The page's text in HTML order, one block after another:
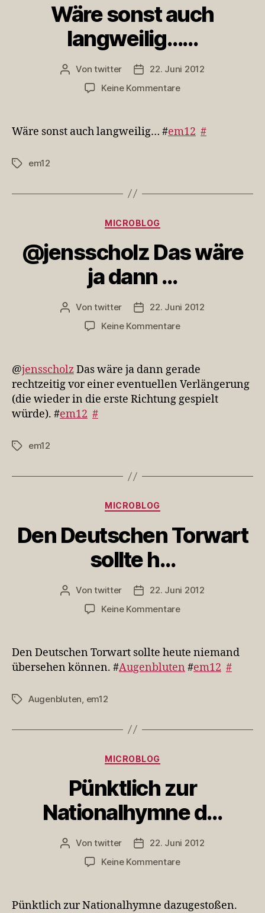
Wäre sonst auch
langweilig……
Beitragsautor
Vontwitter Veröffentlichungsdatum
22. Juni 2012
Keine Kommentarezu
auch
langweilig……
Wäre sonst auch langweilig… #em12 #
Schlagwörter
em12
Kategorien
MICROBLOG
@jensscholz Das wäre
ja dann …
Beitragsautor
Vontwitter Veröffentlichungsdatum
22. Juni 2012
Keine Kommentarezu
wäre
ja
dann
…
@jensscholzDas wäre ja dann gerade
rechtzeitig vor einer eventuellen Verlängerung
(die wieder in die erste Richtung gespielt
würde). #em12 #
Schlagwörter
em12
Kategorien
MICROBLOG
Den Deutschen Torwart
sollte h…
Beitragsautor
Vontwitter Veröffentlichungsdatum
22. Juni 2012
Keine Kommentarezu
Torwart
h…
Den Deutschen Torwart sollte heute niemand
übersehen können. #Augenbluten #em12 #
Schlagwörter
Augenbluten em12
Kategorien
MICROBLOG
Pünktlich zur
Nationalhymne d…
Beitragsautor
Vontwitter Veröffentlichungsdatum
22. Juni 2012
Keine Kommentarezu
Nationalhymne
Pünktlich zur Nationalhymne dazugestoßen.